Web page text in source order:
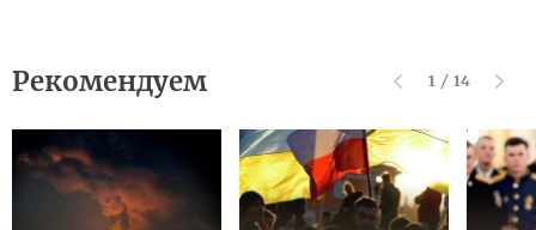
Рекомендуем 1 / 14